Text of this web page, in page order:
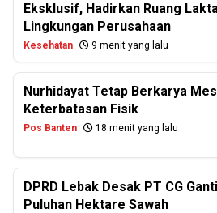
Eksklusif, Hadirkan Ruang
Lingkungan Perusahaan
Kesehatan 9 menit yang lalu
Nurhidayat Tetap Berkarya
Keterbatasan Fisik
Pos Banten 18 menit yang lalu
DPRD Lebak Desak PT CG
Puluhan Hektare Sawah